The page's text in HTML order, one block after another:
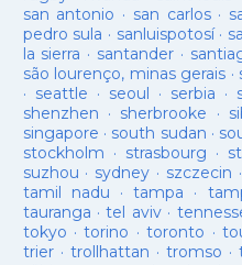
san antonio · san carlos·
pedro sula · sanluispotosí·
la sierra · santander ·
são lourenço, minas gerais ·
· seattle · seoul · serbia ·
shenzhen · sherbrooke ·
singapore · south sudan ·
stockholm · strasbourg ·
suzhou · sydney · szczecin
tamil nadu ·tampa ·
tauranga ·tel aviv·
tokyo ·torino ·toronto ·
trier· trollhattan · tromso ·